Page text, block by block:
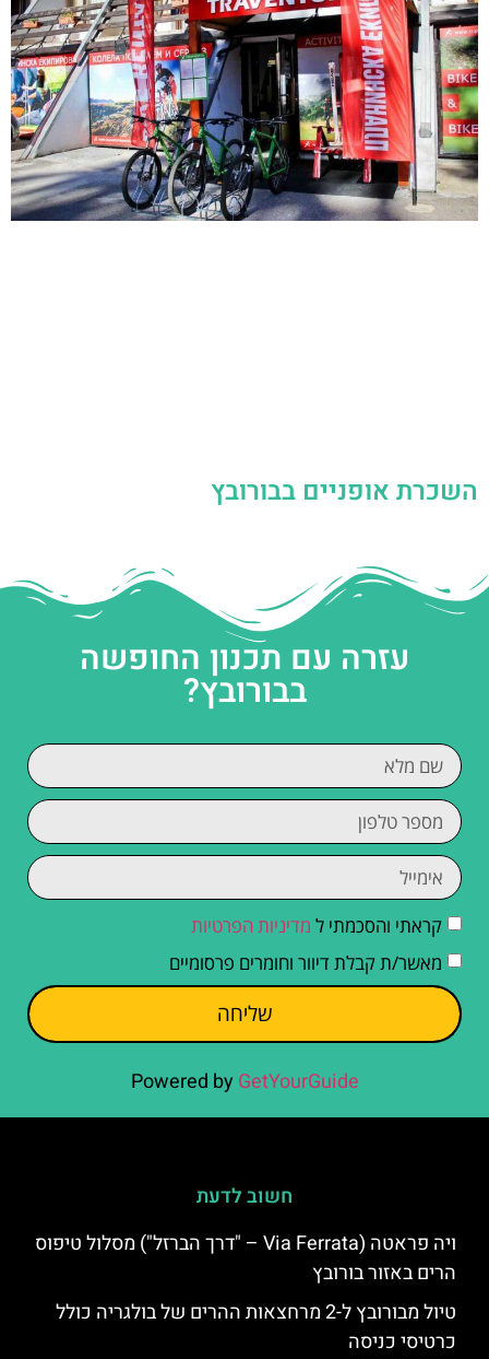
השכרת אופניים בבורובץ
עזרה עם תכנון החופשה
בבורובץ?
קראתי והסכמתי ל מדיניות הפרטיות
מאשר/ת קבלת דיוור וחומרים פרסומיים
שליחה
Powered by GetYourGuide
חשוב לדעת
ויה פראטה (Via Ferrata – "דרך הברזל") מסלול טיפוס
הרים באזור בורובץ
טיול מבורובץ ל-2 מרחצאות ההרים של בולגריה כולל
כרטיסי כניסה